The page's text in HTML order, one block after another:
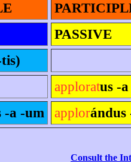
PASSIVE
apploratus -
-a -um applorándus
Consult the